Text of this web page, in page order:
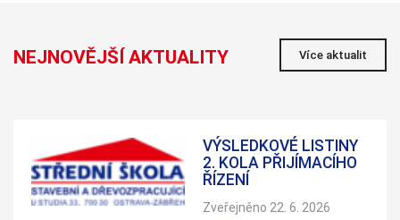
NEJNOVĚJŠÍ AKTUALITY Více aktualit
VÝSLEDKOVÉ LISTINY
2. KOLA PŘIJÍMACÍHO
ŘÍZENÍ
Zveřejněno 22. 6. 2026
nejsou
volitelné.
Jsou
nezbytné
fungování